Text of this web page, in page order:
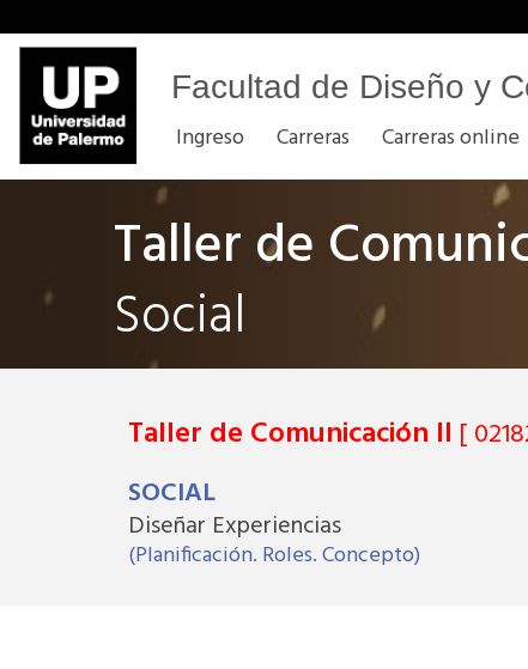
Facultad de Diseño y
Ingreso Carreras Carreras online
Taller de
Social
Taller de Comunicación II [
SOCIAL
Diseñar Experiencias
(Planificación. Roles. Concepto)